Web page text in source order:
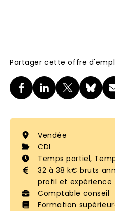
Partager cette offre
Vendée
CDI
Temps partiel,
32 à 38 k€ bruts
profil et expérience
Comptable conseil
Formation